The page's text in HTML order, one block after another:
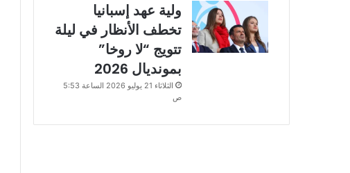
ولية عهد إسبانيا
تخطف الأنظار في ليلة
تتويج “لا روخا”
بمونديال 2026
الثلاثاء 21 يوليو 2026 الساعة 5:53
ص